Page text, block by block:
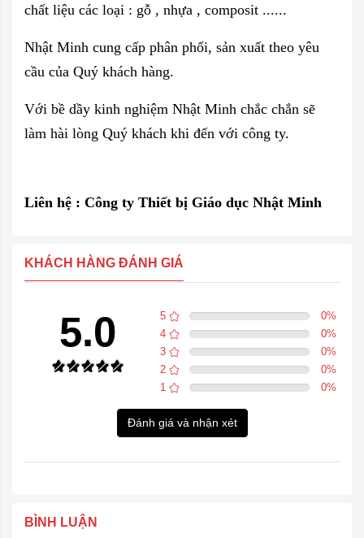
chất liệu các loại : gỗ , nhựa , composit ......
Nhật Minh cung cấp phân phối, sản xuất theo yêu
cầu của Quý khách hàng.
Với bề dầy kinh nghiệm Nhật Minh chắc chắn sẽ
làm hài lòng Quý khách khi đến với công ty.
Liên hệ : Công ty Thiết bị Giáo dục Nhật Minh
KHÁCH HÀNG ĐÁNH GIÁ
5.0 5 0%
4
0%
3
0%
2
0%
1
0%
Đánh giá và nhận xét
BÌNH LUẬN